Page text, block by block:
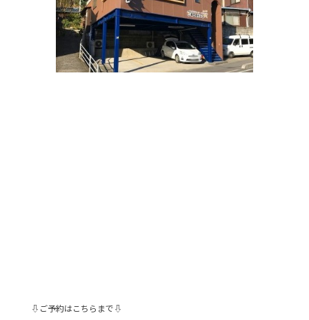
⇩ご予約はこちらまで⇩